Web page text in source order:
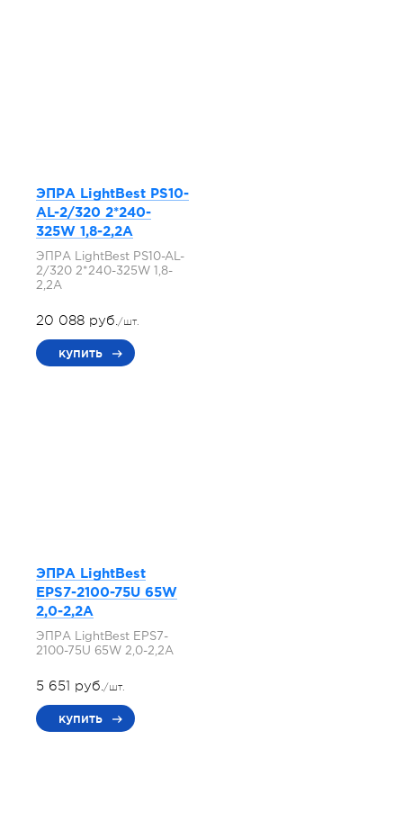
ЭПРА LightBest PS10-
AL-2/320 2*240-
325W 1,8-2,2A
ЭПРА LightBest PS10-AL-
2/320 2*240-325W 1,8-
2,2A
20 088 руб./шт.
купить
ЭПРА LightBest
EPS7-2100-75U 65W
2,0-2,2A
ЭПРА LightBest EPS7-
2100-75U 65W 2,0-2,2A
5 651 руб./шт.
купить